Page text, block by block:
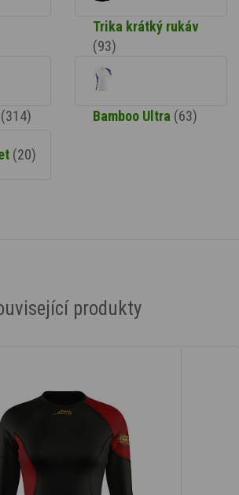
Trika krátký rukáv
(93)
(314) Bamboo Ultra (63)
(20)
produkty